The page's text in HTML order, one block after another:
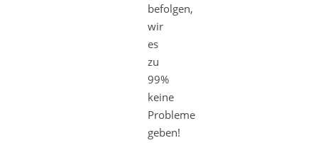
befolgen,
wir
es
zu
99%
keine
Probleme
geben!